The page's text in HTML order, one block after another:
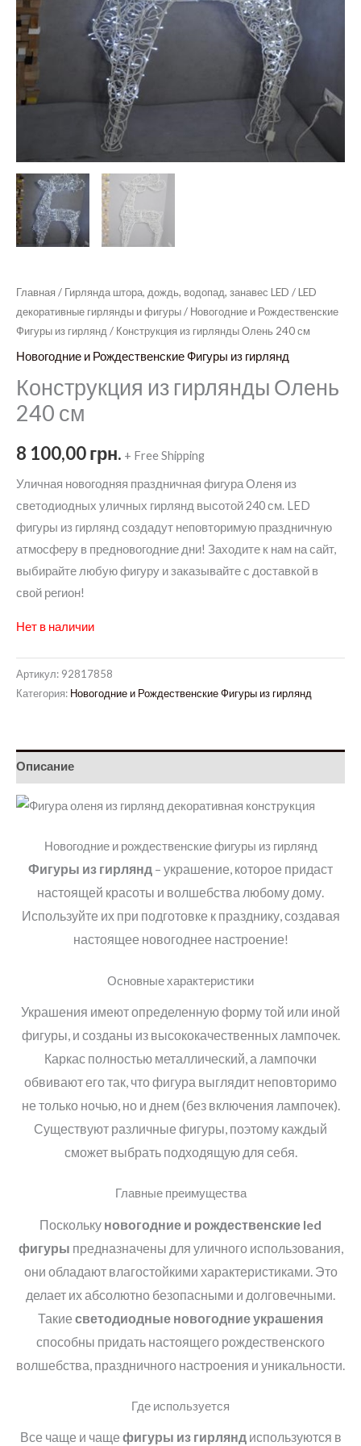
Главная / Гирлянда штора, дождь, водопад, занавес LED /LED
декоративные гирлянды и фигуры/ Новогодние и Рождественские
Фигуры из гирлянд / Конструкция из гирлянды Олень 240 см
Новогодние и Рождественские Фигуры из гирлянд
Конструкция из гирлянды Олень
240 см
8 100,00грн. + Free Shipping
Уличная новогодняя праздничная фигура Оленя из
светодиодных уличных гирлянд высотой 240 см. LED
фигуры из гирлянд создадут неповторимую праздничную
атмосферу в предновогодние дни! Заходите к нам на сайт,
выбирайте любую фигуру и заказывайте с доставкой в
свой регион!
Нет в наличии
Артикул: 92817858
Категория: Новогодние и Рождественские Фигуры из гирлянд
Описание
Новогодние и рождественские фигуры из гирлянд
Фигуры из гирлянд – украшение, которое придаст
настоящей красоты и волшебства любому дому.
Используйте их при подготовке к празднику, создавая
настоящее новогоднее настроение!
Основные характеристики
Украшения имеют определенную форму той или иной
фигуры, и созданы из высококачественных лампочек.
Каркас полностью металлический, а лампочки
обвивают его так, что фигура выглядит неповторимо
не только ночью, но и днем (без включения лампочек).
Существуют различные фигуры, поэтому каждый
сможет выбрать подходящую для себя.
Главные преимущества
Поскольку новогодние и рождественские led
фигуры предназначены для уличного использования,
они обладают влагостойкими характеристиками. Это
делает их абсолютно безопасными и долговечными.
Такие светодиодные новогодние украшения
способны придать настоящего рождественского
волшебства, праздничного настроения и уникальности.
Где используется
Все чаще и чаще фигуры из гирляндиспользуются в